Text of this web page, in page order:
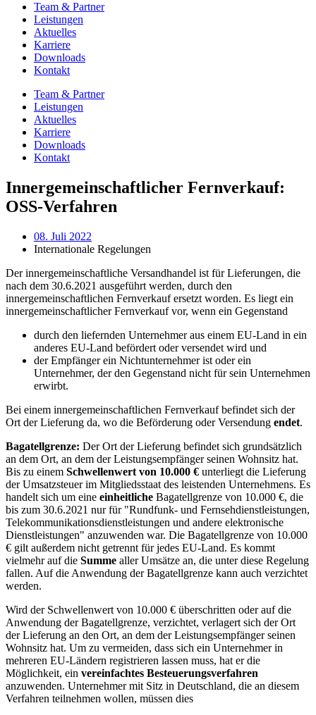
Team & Partner
Leistungen
Aktuelles
Karriere
Downloads
Kontakt
Team & Partner
Leistungen
Aktuelles
Karriere
Downloads
Kontakt
Innergemeinschaftlicher Fernverkauf:
OSS-Verfahren
08. Juli 2022
Internationale Regelungen
Der innergemeinschaftliche Versandhandel ist für Lieferungen, die
nach dem 30.6.2021 ausgeführt werden, durch den
innergemeinschaftlichen Fernverkauf ersetzt worden. Es liegt ein
innergemeinschaftlicher Fernverkauf vor, wenn ein Gegenstand
durch den liefernden Unternehmer aus einem EU-Land in ein
anderes EU-Land befördert oder versendet wird und
der Empfänger ein Nichtunternehmer ist oder ein
Unternehmer, der den Gegenstand nicht für sein Unternehmen
erwirbt.
Bei einem innergemeinschaftlichen Fernverkauf befindet sich der
Ort der Lieferung da, wo die Beförderung oder Versendung endet.
Bagatellgrenze: Der Ort der Lieferung befindet sich grundsätzlich
an dem Ort, an dem der Leistungsempfänger seinen Wohnsitz hat.
Bis zu einem Schwellenwert von 10.000 € unterliegt die Lieferung
der Umsatzsteuer im Mitgliedsstaat des leistenden Unternehmens. Es
handelt sich um eine einheitliche Bagatellgrenze von 10.000 €, die
bis zum 30.6.2021 nur für "Rundfunk- und Fernsehdienstleistungen,
Telekommunikationsdienstleistungen und andere elektronische
Dienstleistungen" anzuwenden war. Die Bagatellgrenze von 10.000
€ gilt außerdem nicht getrennt für jedes EU-Land. Es kommt
vielmehr auf die Summe aller Umsätze an, die unter diese Regelung
fallen. Auf die Anwendung der Bagatellgrenze kann auch verzichtet
werden.
Wird der Schwellenwert von 10.000 € überschritten oder auf die
Anwendung der Bagatellgrenze, verzichtet, verlagert sich der Ort
der Lieferung an den Ort, an dem der Leistungsempfänger seinen
Wohnsitz hat. Um zu vermeiden, dass sich ein Unternehmer in
mehreren EU-Ländern registrieren lassen muss, hat er die
Möglichkeit, ein vereinfachtes Besteuerungsverfahren
anzuwenden. Unternehmer mit Sitz in Deutschland, die an diesem
Verfahren teilnehmen wollen, müssen dies